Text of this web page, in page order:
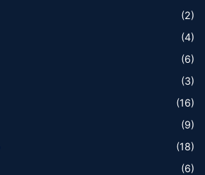
(2)
(4)
(6)
(3)
(16)
(9)
(18)
(6)